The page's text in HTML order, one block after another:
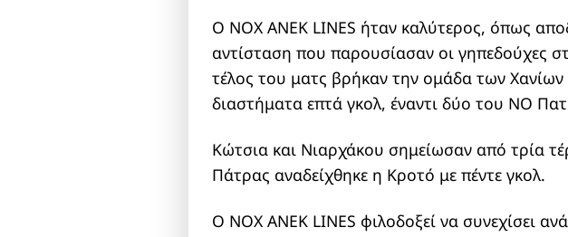
Ο ΝΟX ANEK LINES ήταν καλύτερος, όπως
αντίσταση που παρουσίασαν οι γηπεδούχες
τέλος του ματς βρήκαν την ομάδα των
διαστήματα επτά γκολ, έναντι δύο του ΝΟ
Κώτσια και Νιαρχάκου σημείωσαν από τρία
Πάτρας αναδείχθηκε η Κροτό με πέντε γκολ.
Ο ΝΟΧ ANEK LINES φιλοδοξεί να συνεχίσει